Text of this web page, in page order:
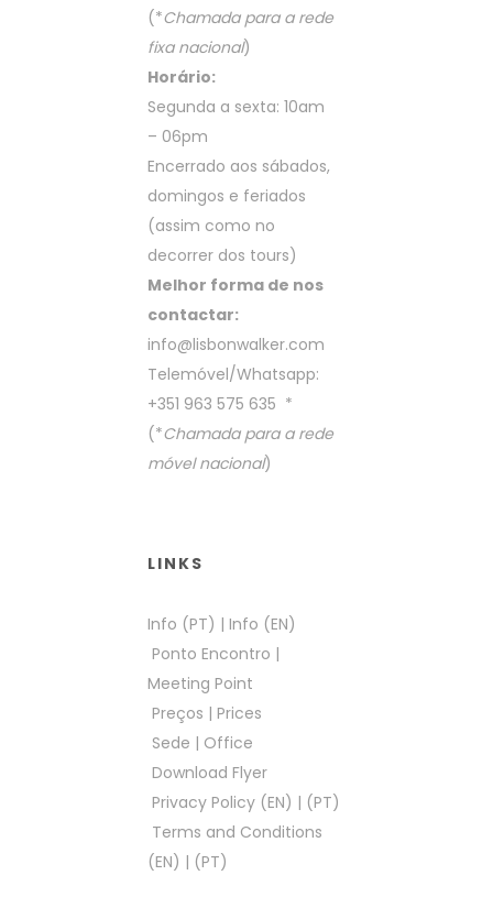
(*Chamada para a rede
fixa nacional)
Horário:
Segunda a sexta: 10am
– 06pm
Encerrado aos sábados,
domingos e feriados
(assim como no
decorrer dos tours)
Melhor forma de nos
contactar:
info@lisbonwalker.com
Telemóvel/Whatsapp:
+351 963 575 635 *
(*Chamada para a rede
móvel nacional)
LINKS
Info (PT) | Info (EN)
Ponto Encontro |
Meeting Point
Preços | Prices
Sede | Office
Download Flyer
Privacy Policy (EN) | (PT)
Terms and Conditions
(EN) | (PT)